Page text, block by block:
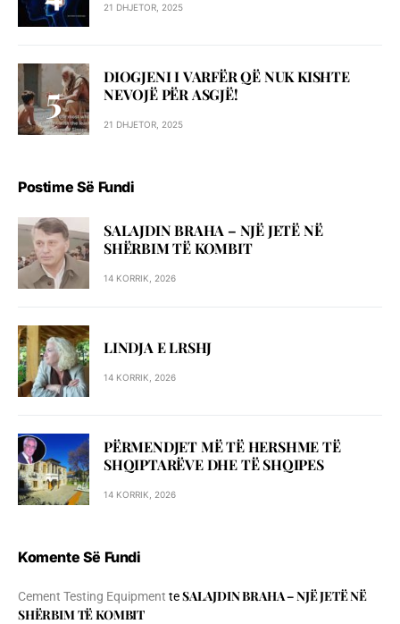
21 DHJETOR, 2025
DIOGJENI I VARFËR QË NUK KISHTE
NEVOJË PËR ASGJË!
21 DHJETOR, 2025
Postime Së Fundi
SALAJDIN BRAHA – NJЁ JETЁ NЁ
SHЁRBIM TЁ KOMBIT
14 KORRIK, 2026
LINDJA E LRSHJ
14 KORRIK, 2026
PËRMENDJET MË TË HERSHME TË
SHQIPTARËVE DHE TË SHQIPES
14 KORRIK, 2026
Komente Së Fundi
Cement Testing Equipment teSALAJDIN BRAHA – NJЁ JETЁ NЁ
SHЁRBIM TЁ KOMBIT